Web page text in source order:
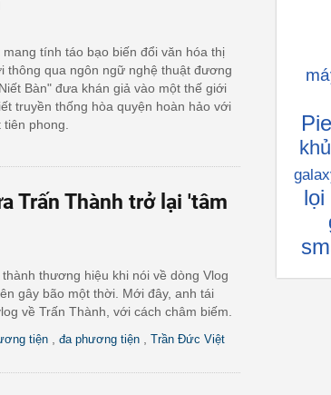
tính táo bạo biến đổi văn hóa thị
thông qua ngôn ngữ nghệ thuật đương
Bàn" đưa khán giả vào một thế giới
truyền thống hòa quyện hoàn hảo với
phong.
Trấn Thành trở lại 'tâm
thương hiệu khi nói về dòng Vlog
gây bão một thời. Mới đây, anh tái
về Trấn Thành, với cách châm biếm.
tiện đa phương tiện Trần Đức Việt
lọi